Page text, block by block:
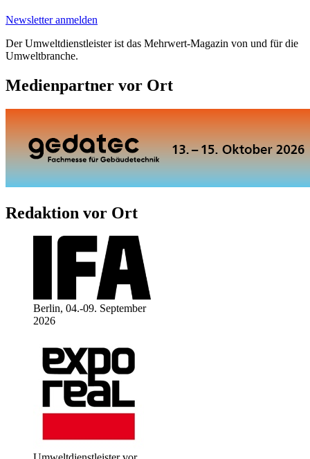
Newsletter anmelden
Der Umweltdienstleister ist das Mehrwert-Magazin von und für die
Umweltbranche.
Medienpartner vor Ort
Redaktion vor Ort
Berlin, 04.-09. September
2026